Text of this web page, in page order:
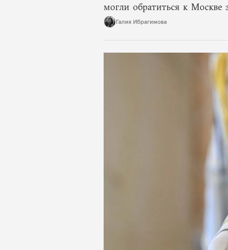
могли обратиться к Москве
такой страховки нет.
Галия Ибрагимова